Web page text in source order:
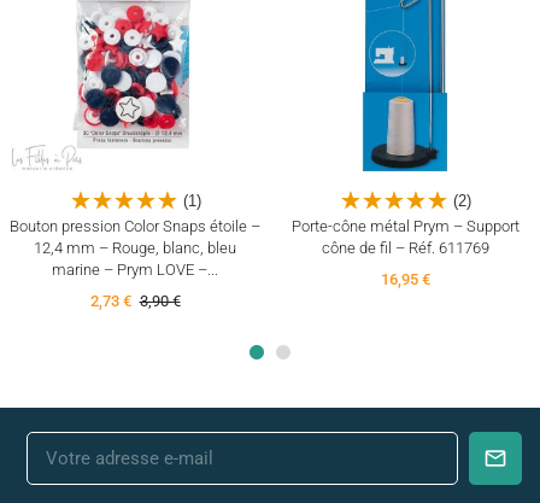
(4)
(1)
Bouton pression Color Snaps étoile –
12,4 mm – Rouge, blanc, bleu
marine – Prym LOVE –...
2,73 € 3,90 €
(2)
Porte-cône métal Prym – Support
cône de fil – Réf. 611769
16,95 €